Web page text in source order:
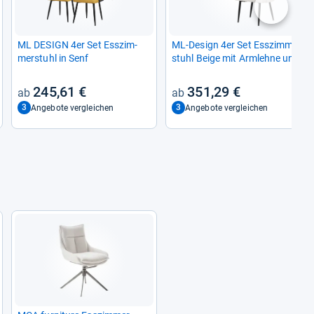
ML DESIGN 4er Set Ess­zim­
mer­stuhl in Senf
245,61 €
3 Angebote vergleichen
ML-​Design 4er Set Ess­zim­mer­
stuhl Beige mit Arm­lehne und
351,29 €
3 Angebote vergleichen
nächste